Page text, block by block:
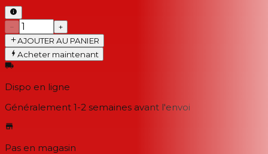
−
+
AJOUTER AU PANIER
Acheter maintenant
Dispo en ligne
Généralement 1-2 semaines avant l'envoi
Pas en magasin